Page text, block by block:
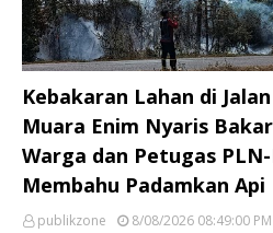
Kebakaran Lahan di
Muara Enim Nyaris
Warga dan Petugas
Membahu Padamkan Api
publikzone
8/08/2026 08:49:00 PM